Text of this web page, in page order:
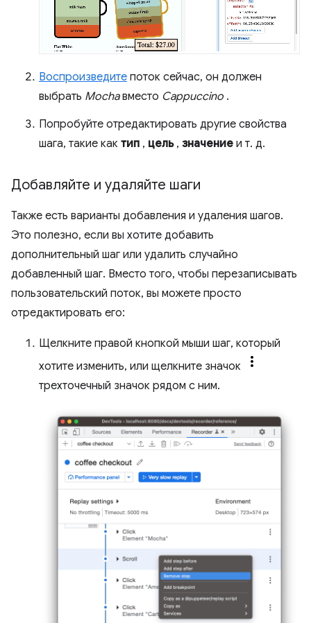
Воспроизведите поток сейчас, он должен
выбрать Mochaвместо Cappuccino .
Попробуйте отредактировать другие свойства
шага, такие как тип , цель, значение и т. д.
Добавляйте и удаляйте шаги
Также есть варианты добавления и удаления шагов.
Это полезно, если вы хотите добавить
дополнительный шаг или удалить случайно
добавленный шаг. Вместо того, чтобы перезаписывать
пользовательский поток, вы можете просто
отредактировать его:
Щелкните правой кнопкой мыши шаг, который
хотите изменить, или щелкните значок
трехточечный значок рядом с ним.